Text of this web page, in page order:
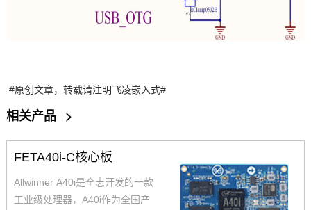
#原创文章，转载请注明飞凌嵌入式#
相关产品 >
FETA40i-C核心板
Allwinner A40i是全志开发的一款
工业级处理器，A40i作为全国产